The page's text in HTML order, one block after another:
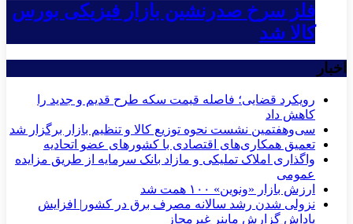
فلز سرخ صدرنشین بازار فیزیکی بورس
کالا شد
اخبار
رویکرد قضایی؛ فاصله قیمت سکه طرح قدیم و جدید را
کاهش داد
سی‌و‌هفتمین نشست نحوه توزیع کالا و تنظیم بازار برگزار شد
تعمیق همکاری‌های اقتصادی با کشورهای عضو اتحادیه
واگذاری املاک تملیکی و مازاد بانک سرمایه از طریق مزایده
عمومی
ارزش بازار «ونوین» ۱۰۰ همت شد
نزولی شدن رشد سالانه مصرف برق در کشور| افزایش
پاداش گزارش ماینر غیرمجاز